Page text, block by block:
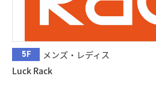
5F
メンズ・レディス
Luck Rack